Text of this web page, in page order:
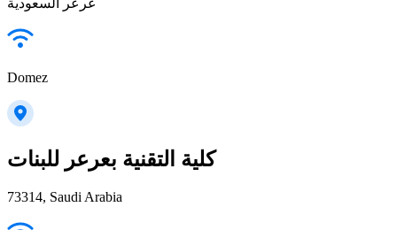
Domez
كلية التقنية بعرعر للبنات
73314, Saudi Arabia